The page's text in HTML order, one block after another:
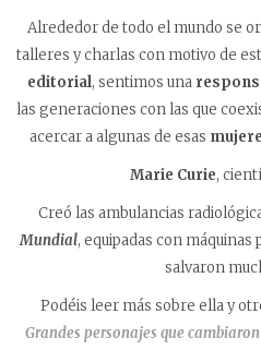
Alrededor de todo el mundo se
talleres y charlas con motivo de
editorial, sentimos una
las generaciones con las que
acercar a algunas de esas
Marie Curie,
Creó las ambulancias
Mundial, equipadas con máquinas
salvaron
Podéis leer más sobre ella y
Grandes personajes que